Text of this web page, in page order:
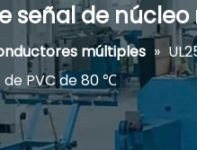
señal de
múltiples »
PVC de 80 ℃